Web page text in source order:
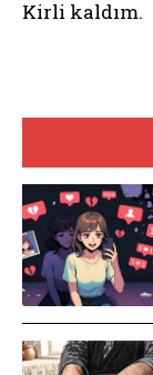
Kirli kaldım.